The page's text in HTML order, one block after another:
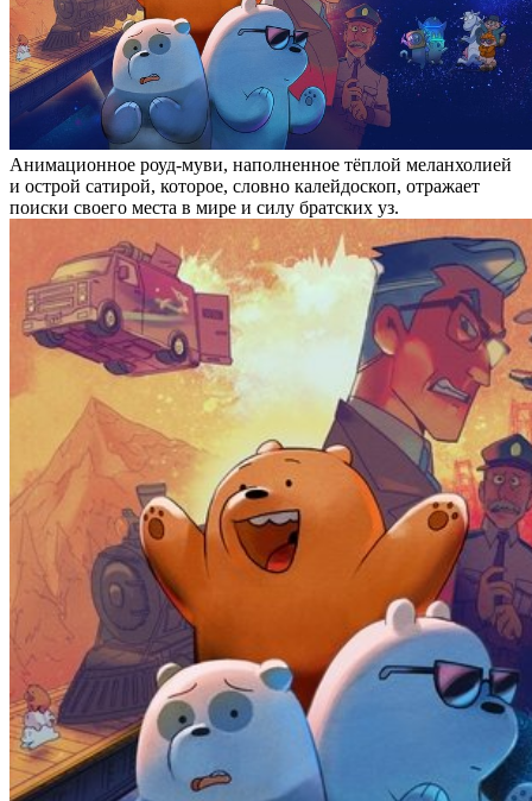
Анимационное роуд-муви, наполненное тёплой меланхолией
и острой сатирой, которое, словно калейдоскоп, отражает
поиски своего места в мире и силу братских уз.